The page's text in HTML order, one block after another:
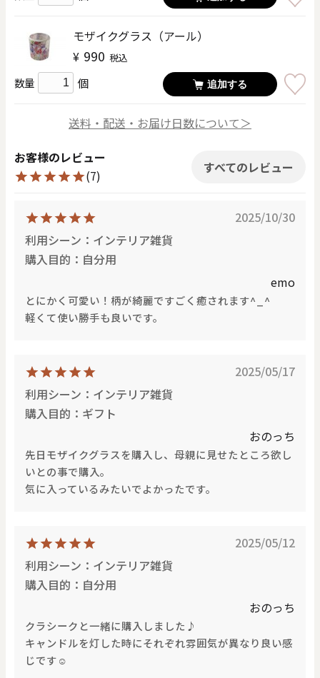
モザイクグラス（アール）
¥ 990 税込
数量 個 追加する
送料・配送・お届け日数について＞
お客様のレビュー
(7)
すべてのレビュー
2025/10/30
利用シーン：インテリア雑貨
購入目的：自分用
emo
とにかく可愛い！柄が綺麗ですごく癒されます^_^
軽くて使い勝手も良いです。
2025/05/17
利用シーン：インテリア雑貨
購入目的：ギフト
おのっち
先日モザイクグラスを購入し、母親に見せたところ欲し
いとの事で購入。
気に入っているみたいでよかったです。
2025/05/12
利用シーン：インテリア雑貨
購入目的：自分用
おのっち
クラシークと一緒に購入しました♪
キャンドルを灯した時にそれぞれ雰囲気が異なり良い感
じです☺️